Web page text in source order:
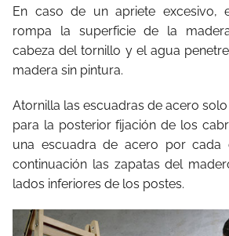
En caso de un apriete excesivo,
rompa la superficie de la
cabeza del tornillo y el agua
madera sin pintura.
Atornilla las escuadras de acero
para la posterior fijación de los
una escuadra de acero por cada
continuación las zapatas del
lados inferiores de los postes.